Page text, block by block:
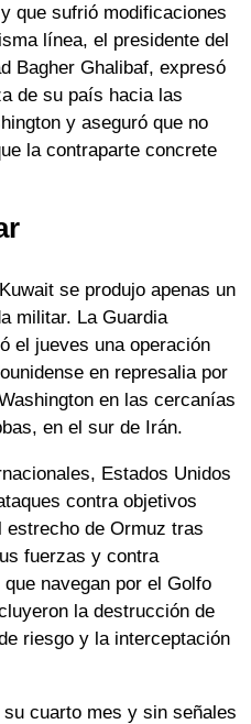
que sufrió modificaciones
línea, el presidente del
Bagher Ghalibaf, expresó
de su país hacia las
y aseguró que no
la contraparte concrete
se produjo apenas un
militar. La Guardia
el jueves una operación
en represalia por
en las cercanías
en el sur de Irán.
Estados Unidos
contra objetivos
de Ormuz tras
fuerzas y contra
navegan por el Golfo
la destrucción de
riesgo y la interceptación
cuarto mes y sin señales